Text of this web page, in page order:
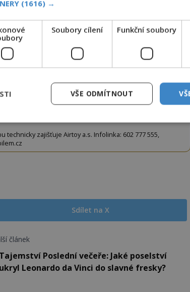
můžete tak učinit zasláním jediné SMS.
do následujícího okénka a kliknutím na
na číslo 903 33 20
technicky zajišťuje Airtoy a.s. Infolinka: 602 777 555,
Sdílet na X
článek
Tajemství Poslední večeře: Jaké poselství
ukryl Leonardo da Vinci do slavné fresky?
(1616) →
Soubory cílení Funkční soubory
VŠE ODMÍTNOUT